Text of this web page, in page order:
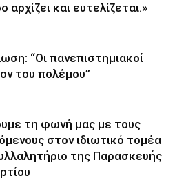
αρχίζει και ευτελίζεται.»
“Οι πανεπιστημιακοί
του πολέμου”
τη φωνή μας με τους
στον ιδιωτικό τομέα
της Παρασκευής